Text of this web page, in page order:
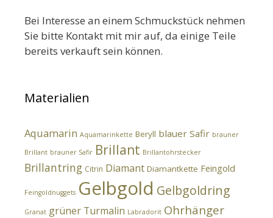
Bei Interesse an einem Schmuckstück nehmen
Sie bitte Kontakt mit mir auf, da einige Teile
bereits verkauft sein können.
Materialien
Aquamarin Aquamarinkette Beryll blauer Safir brauner
Brillant brauner Safir Brillant Brillantohrstecker
Brillantring Citrin Diamant Diamantkette Feingold
Feingoldnuggets Gelbgold Gelbgoldring
Granat grüner Turmalin Labradorit Ohrhänger